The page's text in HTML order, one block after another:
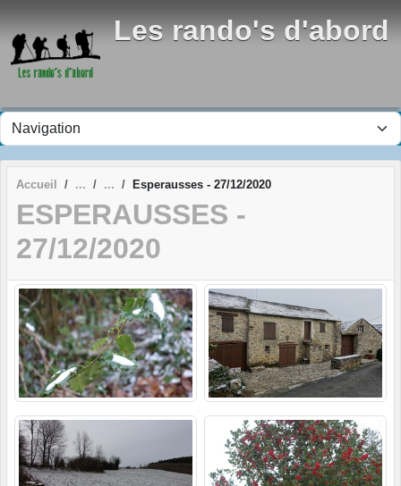
Les rando's d'abord
Accueil Esperausses - 27/12/2020
ESPERAUSSES -
27/12/2020